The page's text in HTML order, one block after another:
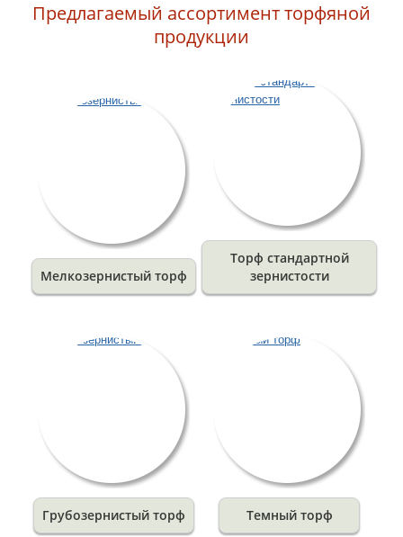
Предлагаемый ассортимент торфяной
продукции
Мелкозернистый торф
Торф стандартной
зернистости
Грубозернистый торф Темный торф